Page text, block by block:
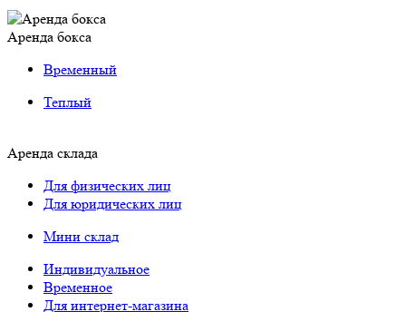
Аренда бокса
Временный
Теплый
Аренда склада
Для физических лиц
Для юридических лиц
Мини склад
Индивидуальное
Временное
Для интернет-магазина